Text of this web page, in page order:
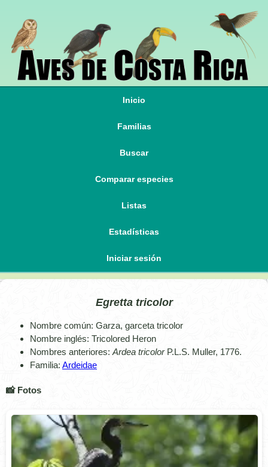
Inicio
Familias
Buscar
Comparar especies
Listas
Estadísticas
Iniciar sesión
Egretta tricolor
Nombre común: Garza, garceta tricolor
Nombre inglés: Tricolored Heron
Nombres anteriores: Ardea tricolorP.L.S. Muller, 1776.
Familia: Ardeidae
📸 Fotos